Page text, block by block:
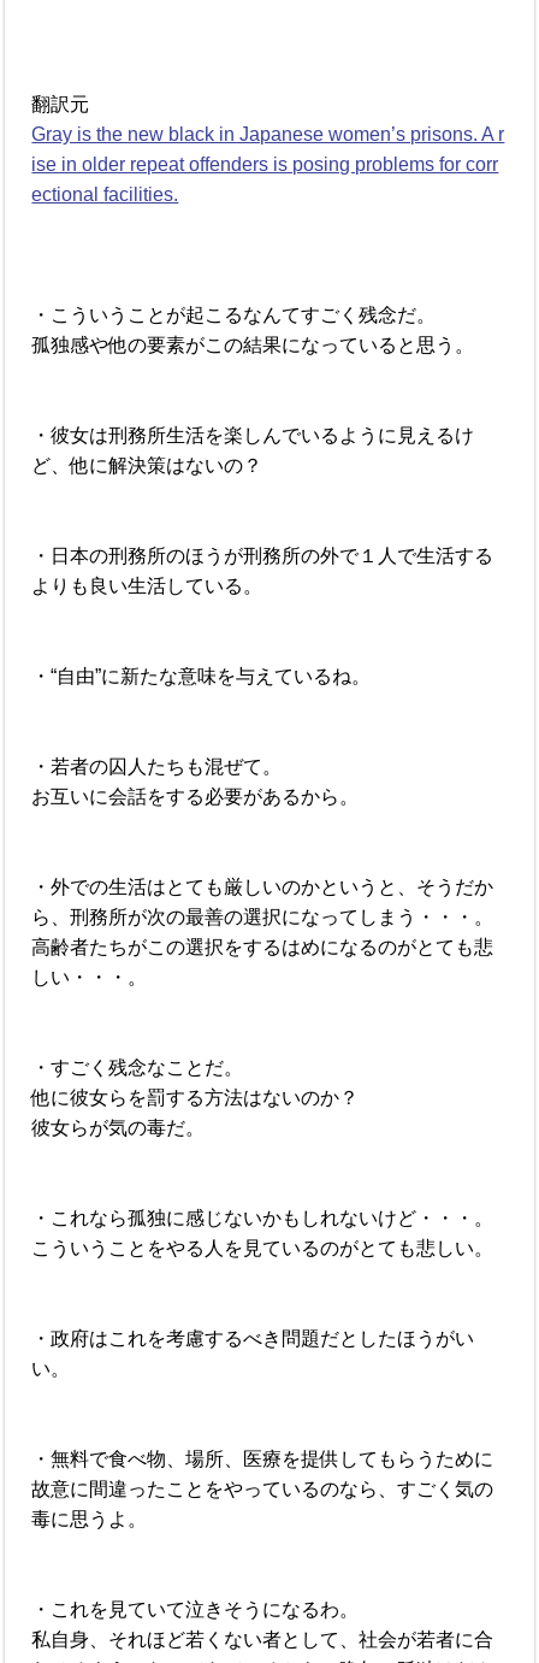
翻訳元
Gray is the new black in Japanese women’s prisons. A r
ise in older repeat offenders is posing problems for corr
ectional facilities.
・こういうことが起こるなんてすごく残念だ。
孤独感や他の要素がこの結果になっていると思う。
・彼女は刑務所生活を楽しんでいるように見えるけ
ど、他に解決策はないの？
・日本の刑務所のほうが刑務所の外で１人で生活する
よりも良い生活している。
・“自由”に新たな意味を与えているね。
・若者の囚人たちも混ぜて。
お互いに会話をする必要があるから。
・外での生活はとても厳しいのかというと、そうだか
ら、刑務所が次の最善の選択になってしまう・・・。
高齢者たちがこの選択をするはめになるのがとても悲
しい・・・。
・すごく残念なことだ。
他に彼女らを罰する方法はないのか？
彼女らが気の毒だ。
・これなら孤独に感じないかもしれないけど・・・。
こういうことをやる人を見ているのがとても悲しい。
・政府はこれを考慮するべき問題だとしたほうがい
い。
・無料で食べ物、場所、医療を提供してもらうために
故意に間違ったことをやっているのなら、すごく気の
毒に思うよ。
・これを見ていて泣きそうになるわ。
私自身、それほど若くない者として、社会が若者に合